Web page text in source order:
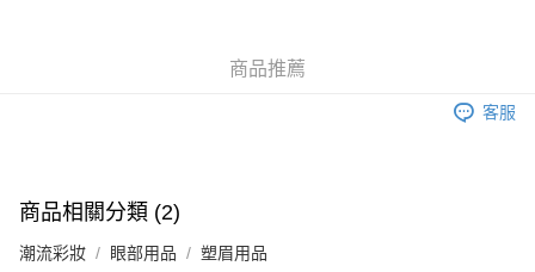
(香港門市) 只顯示可選門市。確認發貨後2-5個工作天到店，3天內
取。逾期會取消訂單，並不會安排重寄
商品推薦
客服
商品相關分類 (2)
潮流彩妝 眼部用品 塑眉用品